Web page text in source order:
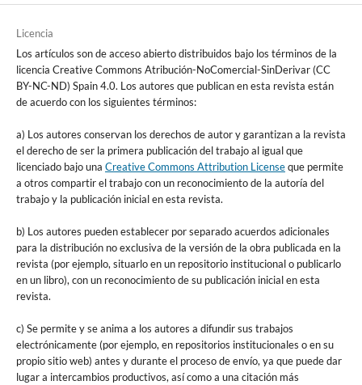
Licencia
Los artículos son de acceso abierto distribuidos bajo los términos de la
licencia Creative Commons Atribución-NoComercial-SinDerivar (CC
BY-NC-ND) Spain 4.0. Los autores que publican en esta revista están
de acuerdo con los siguientes términos:
a) Los autores conservan los derechos de autor y garantizan a la revista
el derecho de ser la primera publicación del trabajo al igual que
licenciado bajo una Creative Commons Attribution Licenseque permite
a otros compartir el trabajo con un reconocimiento de la autoría del
trabajo y la publicación inicial en esta revista.
b) Los autores pueden establecer por separado acuerdos adicionales
para la distribución no exclusiva de la versión de la obra publicada en la
revista (por ejemplo, situarlo en un repositorio institucional o publicarlo
en un libro), con un reconocimiento de su publicación inicial en esta
revista.
c) Se permite y se anima a los autores a difundir sus trabajos
electrónicamente (por ejemplo, en repositorios institucionales o en su
propio sitio web) antes y durante el proceso de envío, ya que puede dar
lugar a intercambios productivos, así como a una citación más